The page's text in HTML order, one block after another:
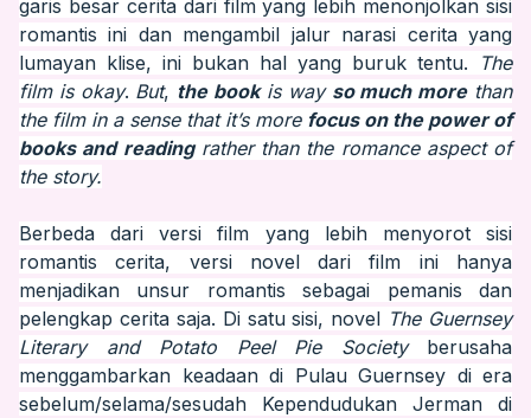
garis besar cerita dari film yang lebih menonjolkan sisi
romantis ini dan mengambil jalur narasi cerita yang
lumayan klise, ini bukan hal yang buruk tentu.
The
film is okay. But, the bookis way so much morethan
the film in a sense that it’s more focus on the power of
books and readingrather than the romance aspect of
the story.
Berbeda dari versi film yang lebih menyorot sisi
romantis cerita, versi novel darifilm ini
hanya
menjadikan unsur romantis sebagai pemanis dan
pelengkap cerita saja. Di satu sisi, novel The Guernsey
Literary and Potato Peel Pie Society berusaha
menggambarkan keadaan di Pulau Guernsey di era
sebelum/selama/sesudah Kependudukan Jerman di